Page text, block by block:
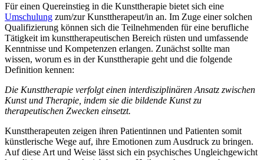
Für einen Quereinstieg in die Kunsttherapie bietet sich eine
Umschulung zum/zur Kunsttherapeut/in an. Im Zuge einer solchen
Qualifizierung können sich die Teilnehmenden für eine berufliche
Tätigkeit im kunsttherapeutischen Bereich rüsten und umfassende
Kenntnisse und Kompetenzen erlangen. Zunächst sollte man
wissen, worum es in der Kunsttherapie geht und die folgende
Definition kennen:
Die Kunsttherapie verfolgt einen interdisziplinären Ansatz zwischen
Kunst und Therapie, indem sie die bildende Kunst zu
therapeutischen Zwecken einsetzt.
Kunsttherapeuten zeigen ihren Patientinnen und Patienten somit
künstlerische Wege auf, ihre Emotionen zum Ausdruck zu bringen.
Auf diese Art und Weise lässt sich ein psychisches Ungleichgewicht